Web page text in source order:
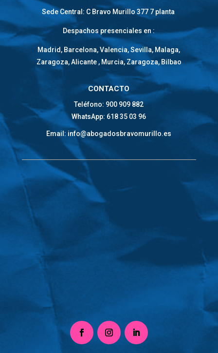
Sede Central: C Bravo Murillo 377 7 planta
Despachos presenciales en :
Madrid, Barcelona, Valencia, Sevilla, Malaga,
Zaragoza, Alicante , Murcia, Zaragoza, Bilbao
CONTACTO
Teléfono: 900 909 882
WhatsApp: 618 35 03 96
Email: info@abogadosbravomurillo.es